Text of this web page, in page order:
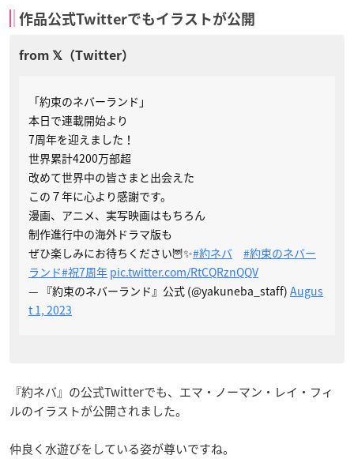
作品公式Twitterでもイラストが公開
「約束のネバーランド」
本日で連載開始より
7周年を迎えました！
世界累計4200万部超
改めて世界中の皆さまと出会えた
この７年に心より感謝です。
漫画、アニメ、実写映画はもちろん
制作進行中の海外ドラマ版も
ぜひ楽しみにお待ちください🦉✨#約ネバ
#約束のネバー
ランド#祝7周年 pic.twitter.com/RtCQRznQQV
— 『約束のネバーランド』公式 (@yakuneba_staff) Augus
t 1, 2023
『約ネバ』の公式Twitterでも、エマ・ノーマン・レイ・フィ
ルのイラストが公開されました。
仲良く水遊びをしている姿が尊いですね。